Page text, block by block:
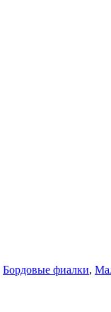
Бордовые фиалки,